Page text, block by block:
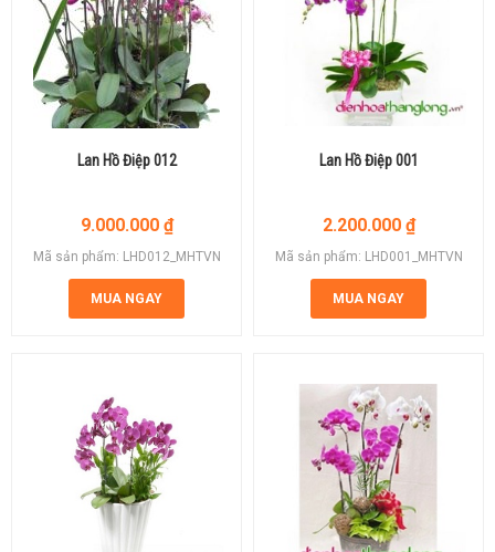
Lan Hồ Điệp 012
9.000.000 ₫
Mã sản phẩm: LHD012_MHTVN
MUA NGAY
Lan Hồ Điệp 001
2.200.000 ₫
Mã sản phẩm: LHD001_MHTVN
MUA NGAY